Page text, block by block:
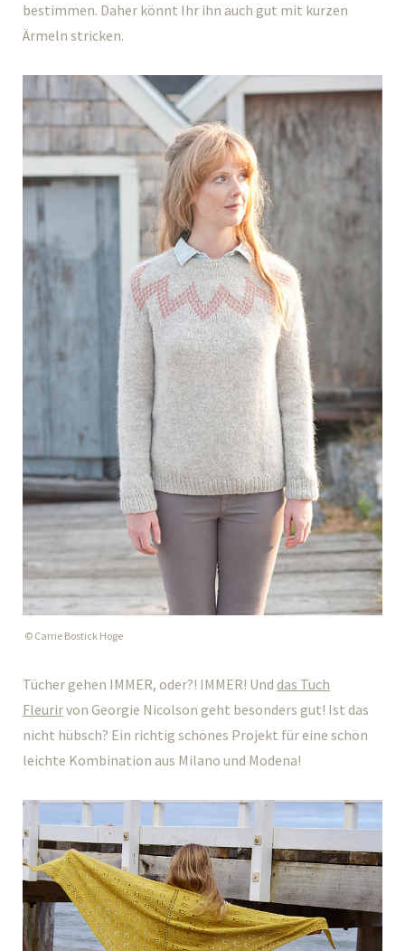
bestimmen. Daher könnt Ihr ihn auch gut mit kurzen
Ärmeln stricken.
© Carrie Bostick Hoge
Tücher gehen IMMER, oder?! IMMER! Und das Tuch
Fleurirvon Georgie Nicolson geht besonders gut! Ist das
nicht hübsch? Ein richtig schönes Projekt für eine schön
leichte Kombination aus Milano und Modena!